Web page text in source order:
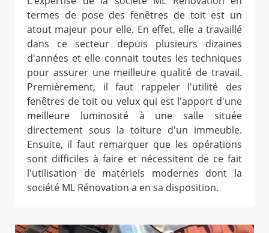
termes de pose des fenêtres de toit est un
atout majeur pour elle. En effet, elle a travaillé
dans ce secteur depuis plusieurs dizaines
d'années et elle connait toutes les techniques
pour assurer une meilleure qualité de travail.
Premièrement, il faut rappeler l'utilité des
fenêtres de toit ou velux qui est l'apport d'une
meilleure luminosité à une salle située
directement sous la toiture d'un immeuble.
Ensuite, il faut remarquer que les opérations
sont difficiles à faire et nécessitent de ce fait
l'utilisation de matériels modernes dont la
société ML Rénovation a en sa disposition.